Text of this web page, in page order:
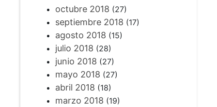
octubre 2018 (27)
septiembre 2018 (17)
agosto 2018 (15)
julio 2018 (28)
junio 2018 (27)
mayo 2018 (27)
abril 2018 (18)
marzo 2018 (19)